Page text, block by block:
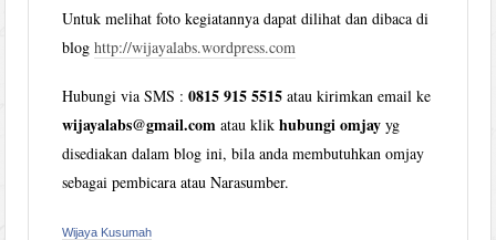
Untuk melihat foto kegiatannya dapat dilihat dan dibaca di
bloghttp://wijayalabs.wordpress.com
Hubungi via SMS :0815 915 5515 atau kirimkan email ke
wijayalabs@gmail.com atau klikhubungi omjay yg
disediakan dalam blog ini, bila anda membutuhkan omjay
sebagai pembicara atau Narasumber.
Wijaya Kusumah